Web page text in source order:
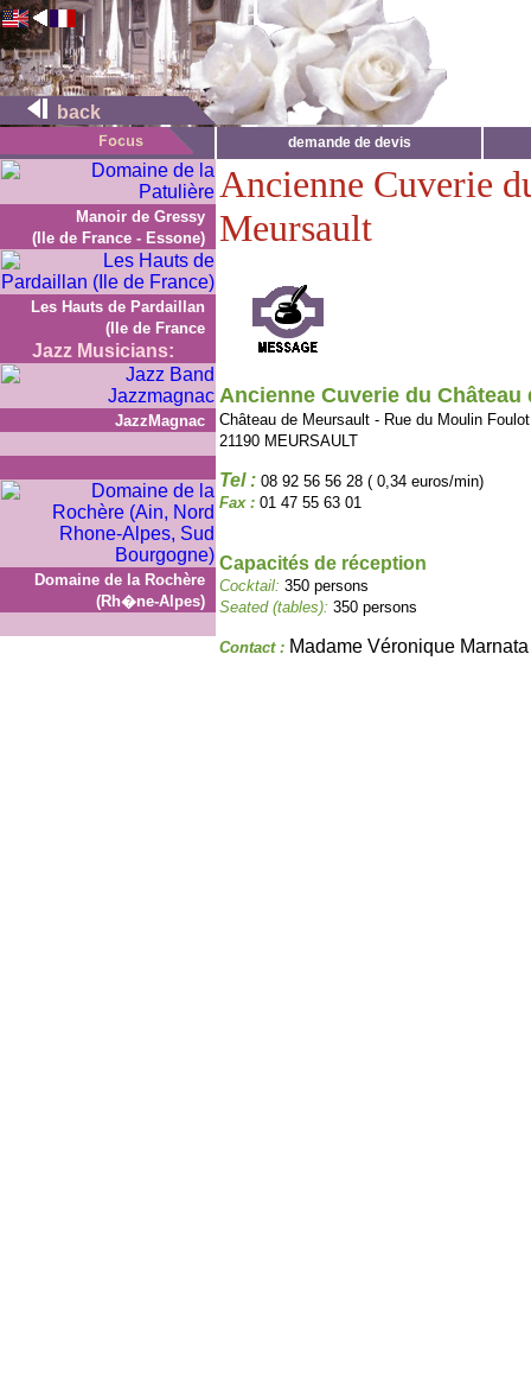
back
demande de devis
Manoir de Gressy
(Ile de France - Essone)
Les Hauts de Pardaillan
(Ile de France
Jazz Musicians:
JazzMagnac
Domaine de la Rochère
(Rh�ne-Alpes)
Ancienne Cuverie
Meursault
Ancienne Cuverie du Château
Château de Meursault - Rue du Moulin Foulot
21190 MEURSAULT
Tel : 08 92 56 56 28 ( 0,34 euros/min)
Fax : 01 47 55 63 01
Capacités de réception
Cocktail: 350 persons
Seated (tables): 350 persons
Contact : Madame Véronique Marnata